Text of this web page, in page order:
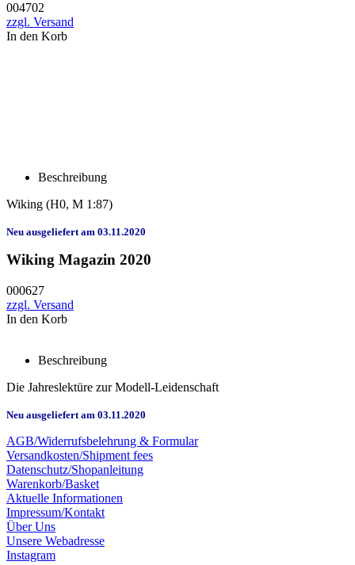
004702
zzgl. Versand
In den Korb
Beschreibung
Wiking (H0, M 1:87)
Neu ausgeliefert am 03.11.2020
Wiking Magazin 2020
000627
zzgl. Versand
In den Korb
Beschreibung
Die Jahreslektüre zur Modell-Leidenschaft
Neu ausgeliefert am 03.11.2020
AGB/Widerrufsbelehrung & Formular
Versandkosten/Shipment fees
Datenschutz/Shopanleitung
Warenkorb/Basket
Aktuelle Informationen
Impressum/Kontakt
Über Uns
Unsere Webadresse
Instagram